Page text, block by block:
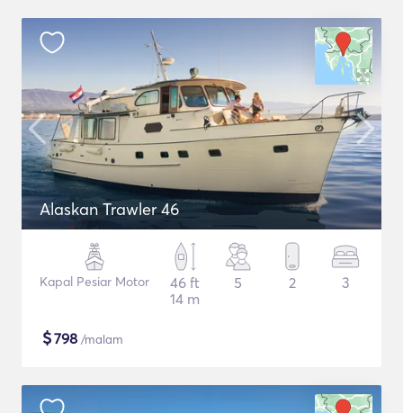
Alaskan Trawler 46
Kapal Pesiar Motor
46 ft
14 m
5 2 3
$798 /malam